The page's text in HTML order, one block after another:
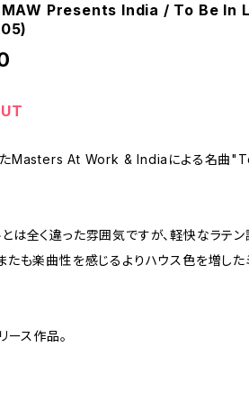
】MAW Presents India / To Be
たMasters At Work & Indiaによる名曲
は全く違った雰囲気ですが、軽快なラテン
たも楽曲性を感じるよりハウス色を増し
ース作品。